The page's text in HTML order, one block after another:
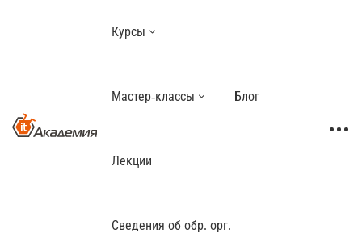
Курсы
Мастер-классы Блог
Лекции
Сведения об обр. орг.